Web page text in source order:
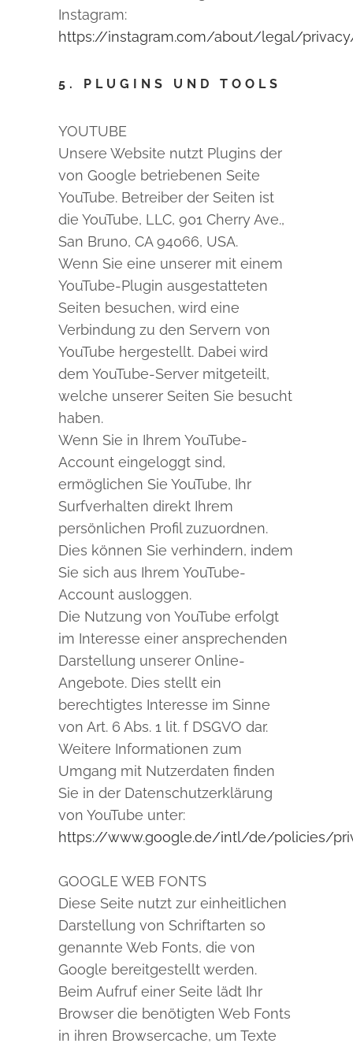
Instagram:
https://instagram.com/about/legal/
5. PLUGINS UND TOOLS
YOUTUBE
Unsere Website nutzt Plugins der
von Google betriebenen Seite
YouTube. Betreiber der Seiten ist
die YouTube, LLC, 901 Cherry Ave.,
San Bruno, CA 94066, USA.
Wenn Sie eine unserer mit einem
YouTube-Plugin ausgestatteten
Seiten besuchen, wird eine
Verbindung zu den Servern von
YouTube hergestellt. Dabei wird
dem YouTube-Server mitgeteilt,
welche unserer Seiten Sie besucht
haben.
Wenn Sie in Ihrem YouTube-
Account eingeloggt sind,
ermöglichen Sie YouTube, Ihr
Surfverhalten direkt Ihrem
persönlichen Profil zuzuordnen.
Dies können Sie verhindern, indem
Sie sich aus Ihrem YouTube-
Account ausloggen.
Die Nutzung von YouTube erfolgt
im Interesse einer ansprechenden
Darstellung unserer Online-
Angebote. Dies stellt ein
berechtigtes Interesse im Sinne
von Art. 6 Abs. 1 lit. f DSGVO dar.
Weitere Informationen zum
Umgang mit Nutzerdaten finden
Sie in der Datenschutzerklärung
von YouTube unter:
https://www.google.de/intl/de/policies/
GOOGLE WEB FONTS
Diese Seite nutzt zur einheitlichen
Darstellung von Schriftarten so
genannte Web Fonts, die von
Google bereitgestellt werden.
Beim Aufruf einer Seite lädt Ihr
Browser die benötigten Web Fonts
in ihren Browsercache, um Texte